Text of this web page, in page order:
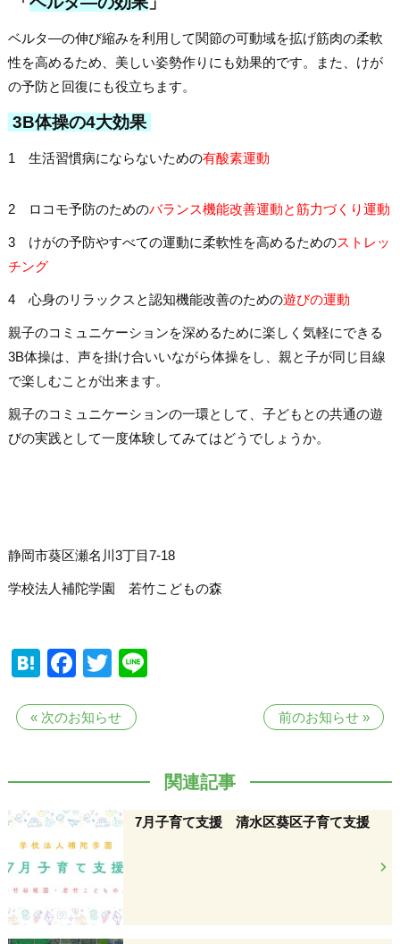
ベルタ―の伸び縮みを利用して関節の可動域を拡げ筋肉の柔軟
性を高めるため、美しい姿勢作りにも効果的です。また、けが
の予防と回復にも役立ちます。
3B体操の4大効果
1 生活習慣病にならないための有酸素運動
2 ロコモ予防のためのバランス機能改善運動と筋力づくり運動
3 けがの予防やすべての運動に柔軟性を高めるためのストレッ
チング
4 心身のリラックスと認知機能改善のための遊びの運動
親子のコミュニケーションを深めるために楽しく気軽にできる
3B体操は、声を掛け合いいながら体操をし、親と子が同じ目線
で楽しむことが出来ます。
親子のコミュニケーションの一環として、子どもとの共通の遊
びの実践として一度体験してみてはどうでしょうか。
静岡市葵区瀬名川3丁目7-18
学校法人補陀学園 若竹こどもの森
Hatena
Facebook
Twitter
前のお知らせ»
« 次のお知らせ
関連記事
7月子育て支援 清水区葵区子育て支援